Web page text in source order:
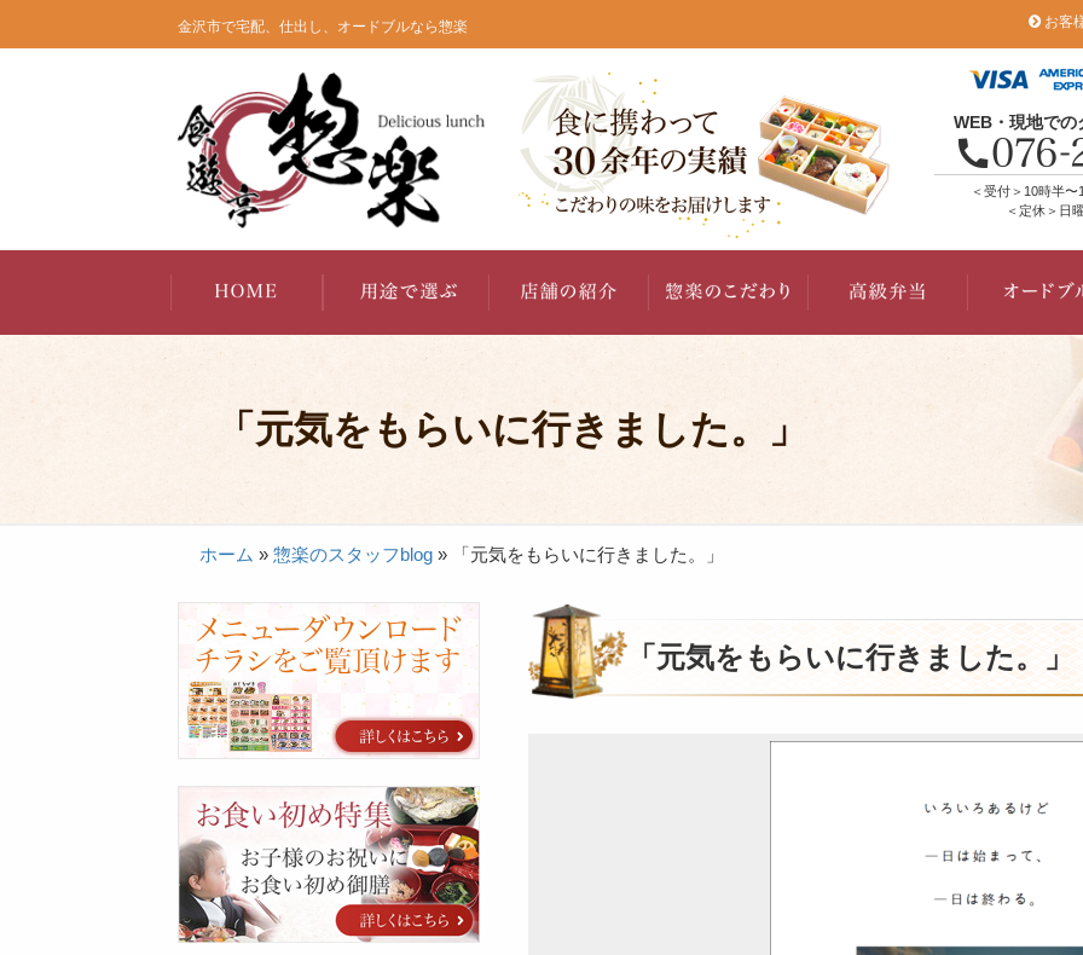
ッ
金沢市で宅配、仕出し、オードブルなら惣楽 お客
WEB・現地での
＜受付＞10時半
＜定休＞日
「元気をもらいに行きました。」
ホーム » 惣楽のスタッフblog » 「元気をもらいに行きました。」
「元気をもらいに行きました。」
カ
ロ
グ
い
初
め
特
集